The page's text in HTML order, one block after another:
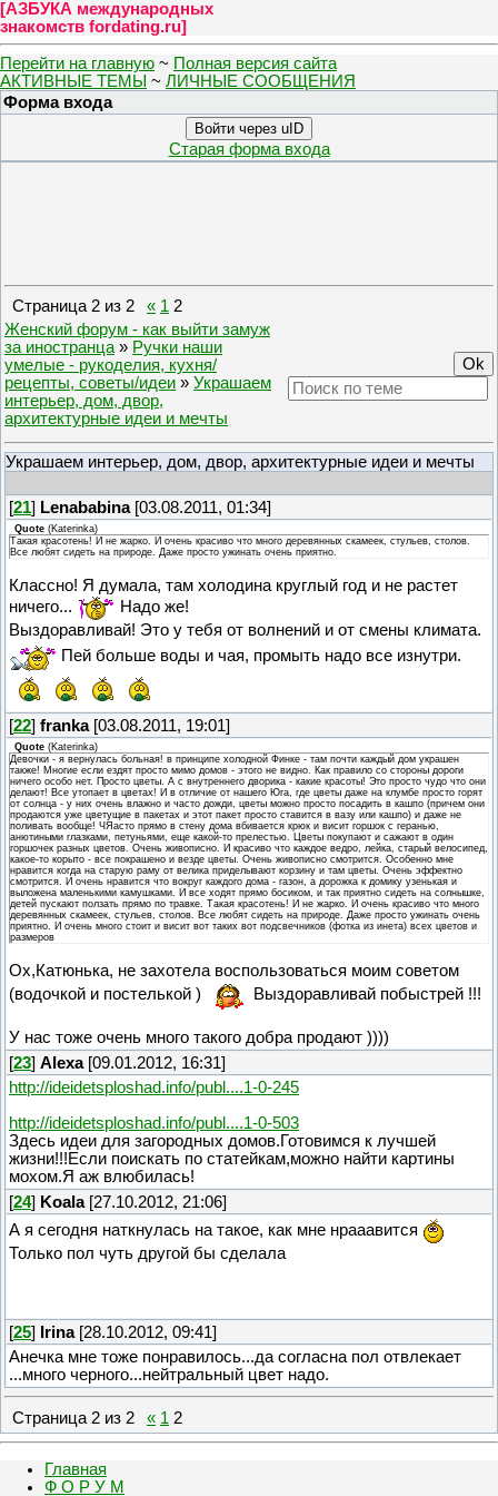
[АЗБУКА международных
знакомств fordating.ru]
Перейти на главную ~ Полная версия сайта
АКТИВНЫЕ ТЕМЫ ~ ЛИЧНЫЕ СООБЩЕНИЯ
Форма входа
Войти через uID
Старая форма входа
Страница2 из 2 « 1 2
Женский форум - как выйти замуж
за иностранца » Ручки наши
умелые - рукоделия, кухня/
рецепты, советы/идеи » Украшаем
интерьер, дом, двор,
архитектурные идеи и мечты
Украшаем интерьер, дом, двор, архитектурные идеи и мечты
[21] Lenababina[03.08.2011, 01:34]
Quote (Katerinka)
Такая красотень! И не жарко. И очень красиво что много деревянных скамеек, стульев, столов.
Все любят сидеть на природе. Даже просто ужинать очень приятно.
Классно! Я думала, там холодина круглый год и не растет
ничего...
Надо же!
Выздоравливай! Это у тебя от волнений и от смены климата.
Пей больше воды и чая, промыть надо все изнутри.
[22] franka[03.08.2011, 19:01]
Quote (Katerinka)
Девочки - я вернулась больная! в принципе холодной Финке - там почти каждый дом украшен
также! Многие если ездят просто мимо домов - этого не видно. Как правило со стороны дороги
ничего особо нет. Просто цветы. А с внутреннего дворика - какие красоты! Это просто чудо что они
делают! Все утопает в цветах! И в отличие от нашего Юга, где цветы даже на клумбе просто горят
от солнца - у них очень влажно и часто дожди, цветы можно просто посадить в кашпо (причем они
продаются уже цветущие в пакетах и этот пакет просто ставится в вазу или кашпо) и даже не
поливать вообще! ЧЯасто прямо в стену дома вбивается крюк и висит горшок с геранью,
анютиными глазками, петуньями, еще какой-то прелестью. Цветы покупают и сажают в один
горшочек разных цветов. Очень живописно. И красиво что каждое ведро, лейка, старый велосипед,
какое-то корыто - все покрашено и везде цветы. Очень живописно смотрится. Особенно мне
нравится когда на старую раму от велика приделывают корзину и там цветы. Очень эффектно
смотрится. И очень нравится что вокруг каждого дома - газон, а дорожка к домику узенькая и
выложена маленькими камушками. И все ходят прямо босиком, и так приятно сидеть на солнышке,
детей пускают ползать прямо по травке. Такая красотень! И не жарко. И очень красиво что много
деревянных скамеек, стульев, столов. Все любят сидеть на природе. Даже просто ужинать очень
приятно. И очень много стоит и висит вот таких вот подсвечников (фотка из инета) всех цветов и
размеров
Ох,Катюнька, не захотела воспользоваться моим советом
(водочкой и постелькой )
Выздоравливай побыстрей !!!
У нас тоже очень много такого добра продают ))))
[23] Alexa[09.01.2012, 16:31]
http://ideidetsploshad.info/publ....1-0-245
http://ideidetsploshad.info/publ....1-0-503
Здесь идеи для загородных домов.Готовимся к лучшей
жизни!!!Если поискать по статейкам,можно найти картины
мохом.Я аж влюбилась!
[24] Koala[27.10.2012, 21:06]
А я сегодня наткнулась на такое, как мне нрааавится
Только пол чуть другой бы сделала
[25] Irina[28.10.2012, 09:41]
Анечка мне тоже понравилось...да согласна пол отвлекает
...много черного...нейтральный цвет надо.
Страница 2 из 2 « 1 2
Главная
Ф О Р У М